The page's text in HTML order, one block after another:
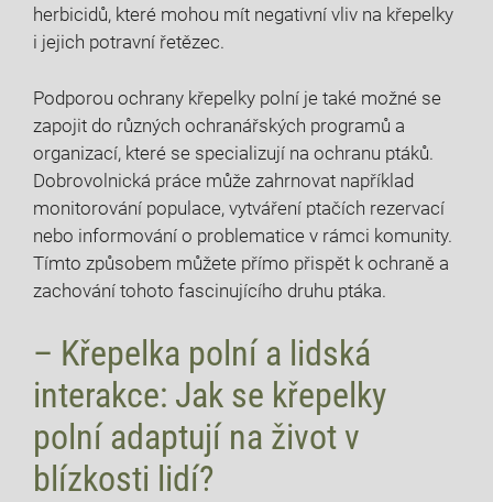
herbicidů, které mohou mít negativní vliv na křepelky
i jejich potravní řetězec.
Podporou ochrany křepelky polní je také možné se
zapojit do různých ochranářských programů a
organizací, které se specializují na ochranu ptáků.
Dobrovolnická práce může zahrnovat například
monitorování populace, vytváření ptačích rezervací
nebo informování o problematice v rámci komunity.
Tímto způsobem můžete přímo přispět k ochraně a
zachování tohoto fascinujícího druhu ptáka.
– Křepelka polní a lidská
interakce: Jak se křepelky
polní adaptují na život v
blízkosti lidí?